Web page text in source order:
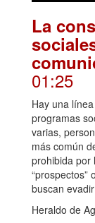
La
01:25
Hay una
programas
varias,
más común
prohibida por
“prospectos”
buscan
Heraldo de